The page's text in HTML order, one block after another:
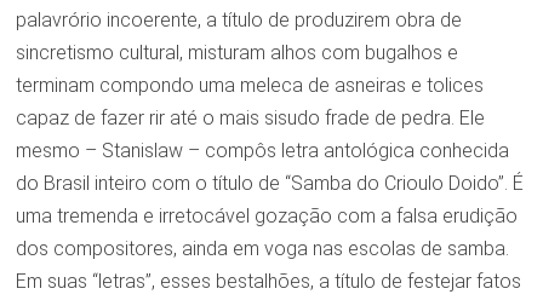
palavrório incoerente, a título de produzirem obra de
sincretismo cultural, misturam alhos com bugalhos e
terminam compondo uma meleca de asneiras e tolices
capaz de fazer rir até o mais sisudo frade de pedra. Ele
mesmo – Stanislaw – compôs letra antológica conhecida
do Brasil inteiro com o título de “Samba do Crioulo Doido”. É
uma tremenda e irretocável gozação com a falsa erudição
dos compositores, ainda em voga nas escolas de samba.
Em suas “letras”, esses bestalhões, a título de festejar fatos